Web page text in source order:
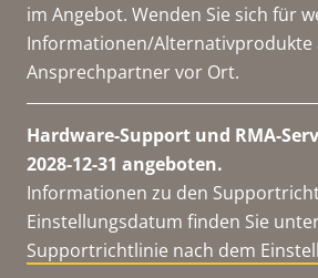
im Angebot. Wenden Sie sich für
Informationen/Alternativprodukte
Ansprechpartner vor Ort.
Hardware-Support und RMA-
2028-12-31 angeboten.
Informationen zu den
Einstellungsdatum finden Sie
Supportrichtlinie nach dem